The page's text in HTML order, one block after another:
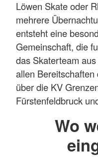
Löwen Skate oder
mehrere
entsteht eine
Gemeinschaft, die
das Skaterteam
allen
über die KV
Fürstenfeldbruck
Wo